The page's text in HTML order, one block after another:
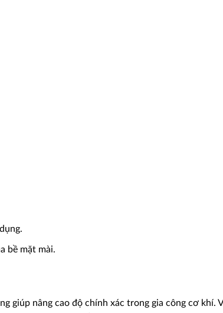
bề mặt mài.
giúp nâng cao độ chính xác trong gia công cơ khí.